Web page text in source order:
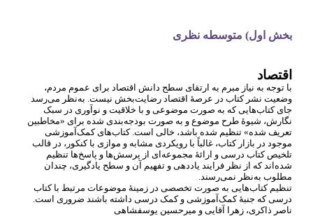
بخش اول) متوسطه نظری
اقتصاد
با توجه به نیاز مبرم به ارتقای سطح دانش اقتصاد برای عموم مردم،
وضعیت نشر کتاب در عرصۀ اقتصاد رضایتبخش نیست. بهنظر میرسد
جای کتابهایی که به صورت موضوعی و با خلاقیت و نوآوری در سبک
نگارش، شیوۀ طرح موضوع و به صورت بودجهبندی شده برای «مخاطبین
تعریف شده» تنظیم شده باشد، خالی است. کتابهای کمکآموزشی
موجود در بازار کتاب، غالباً با رویکردی مشابه و موازی با کنکور، در قالب
تلخیص کتاب درسی و ارائۀ مجموعه ای از پرسشها و پاسخها تنظیم
شده اند که از نظر فرایند یاددهی و تفهیم آن و سطح یادگیری، چندان
مطلوب بهنظر نمیرسند.
تنظیم کتابهایی به صورت تخصصی در زمینۀ موضوعات مرتبط با کتاب
درسی که جنبۀ کمکآموزشی و کمک درسی داشته باشند ضروری است.
ناصر ذاکری، زهرا آقایی و میرحسین یوسف‏شاهی